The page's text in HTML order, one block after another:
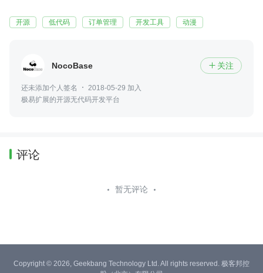
开源 低代码 订单管理 开发工具 动漫
NocoBase  关注
还未添加个人签名
2018-05-29 加入
极易扩展的开源无代码开发平台
评论
暂无评论
Copyright © 2026, Geekbang Technology Ltd. All rights reserved. 极客邦控